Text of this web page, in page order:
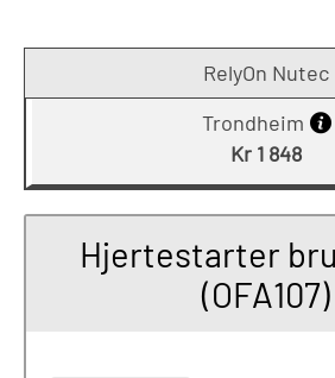
RelyOn Nutec
Trondheim
Kr 1 848
Hjertestarter
(OFA107)